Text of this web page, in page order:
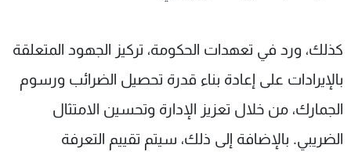
كذلك، ورد في تعهدات الحكومة، تركيز الجهود المتعلقة
بالإيرادات على إعادة بناء قدرة تحصيل الضرائب ورسوم
الجمارك، من خلال تعزيز الإدارة وتحسين الامتثال
الضريبي. بالإضافة إلى ذلك، سيتم تقييم التعرفة